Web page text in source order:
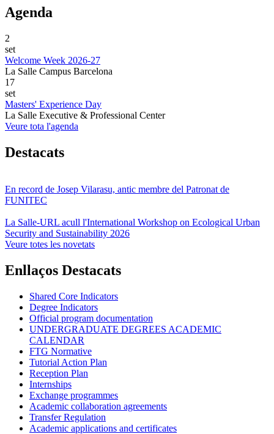
Agenda
2
set
Welcome Week 2026-27
La Salle Campus Barcelona
17
set
Masters' Experience Day
La Salle Executive & Professional Center
Veure tota l'agenda
Destacats
En record de Josep Vilarasu, antic membre del Patronat de
FUNITEC
La Salle-URL acull l'International Workshop on Ecological Urban
Security and Sustainability 2026
Veure totes les novetats
Enllaços Destacats
Shared Core Indicators
Degree Indicators
Official program documentation
UNDERGRADUATE DEGREES ACADEMIC
CALENDAR
FTG Normative
Tutorial Action Plan
Reception Plan
Internships
Exchange programmes
Academic collaboration agreements
Transfer Regulation
Academic applications and certificates